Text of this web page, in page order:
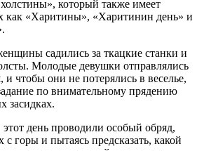
который также имеет
как «Харитины», «Харитинин день» и
садились за ткацкие станки и
Молодые девушки отправлялись
и чтобы они не потерялись в веселье,
по внимательному прядению
засидках.
день проводили особый обряд,
с горы и пытаясь предсказать, какой